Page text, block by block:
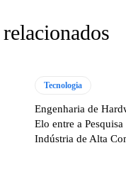
Tecnologia
Engenharia de
Elo entre a
Indústria de Alta